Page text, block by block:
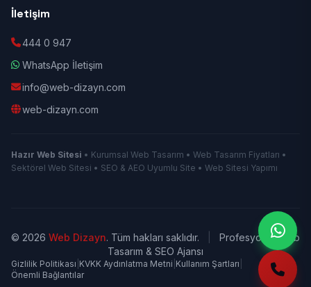
İletişim
444 0 947
WhatsApp İletişim
info@web-dizayn.com
web-dizayn.com
Hazır Web Sitesi • Kurumsal Web Tasarım • Web Tasarım Fiyatları •
Sektörel Web Sitesi • SEO & AEO Uyumlu Site • Web Sitesi Yapımı
© 2026 Web Dizayn. Tüm hakları saklıdır.
Profesyonel Web
Tasarım & SEO Ajansı
Gizlilik Politikası KVKK Aydınlatma Metni Kullanım Şartları
Önemli Bağlantılar